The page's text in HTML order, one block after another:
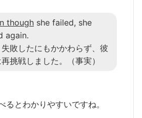
though she failed, she
again.
敗したにもかかわらず、彼
挑戦しました。（事実）
るとわかりやすいですね。